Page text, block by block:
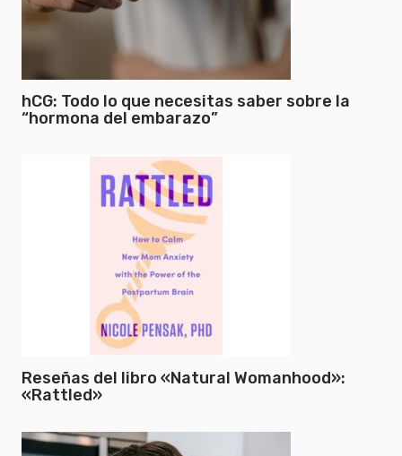
hCG: Todo lo que necesitas saber sobre la
“hormona del embarazo”
Reseñas del libro «Natural Womanhood»:
«Rattled»